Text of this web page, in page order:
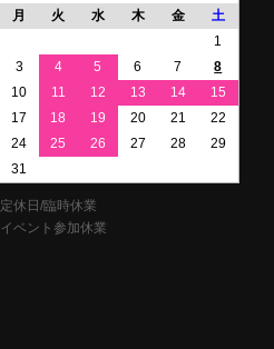
月 火 水 木 金
土
1
3 4 5 6 7
8
10 11 12 13 14
15
17 18 19 20 21
22
24 25 26 27 28
29
31
定休日/臨時休業
イベント参加休業